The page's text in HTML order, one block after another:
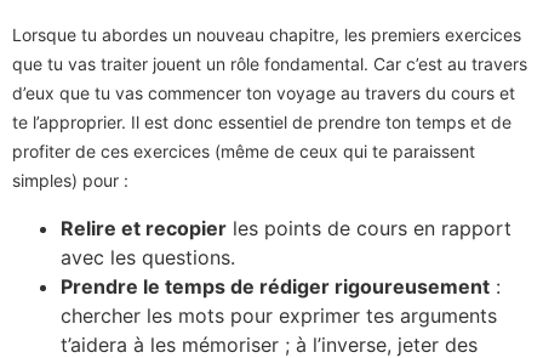
Lorsque tu abordes un nouveau chapitre, les premiers exercices
que tu vas traiter jouent un rôle fondamental. Car c’est au travers
d’eux que tu vas commencer ton voyage au travers du cours et
te l’approprier. Il est donc essentiel de prendre ton temps et de
profiter de ces exercices (même de ceux qui te paraissent
simples) pour :
Relire et recopier les points de cours en rapport
avec les questions.
Prendre le temps de rédiger rigoureusement :
chercher les mots pour exprimer tes arguments
t’aidera à les mémoriser ; à l’inverse, jeter des